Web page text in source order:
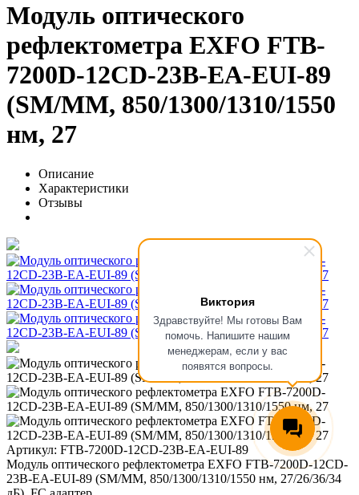
Виктория
Здравствуйте! Мы готовы Вам
помочь. Напишите нашим
менеджерам, если у вас
появятся вопросы.
Модуль оптического
рефлектометра EXFO FTB-
7200D-12CD-23B-EA-EUI-89
(SМ/MМ, 850/1300/1310/1550
нм, 27
Описание
Характеристики
Отзывы
Артикул: FTB-7200D-12CD-23B-EA-EUI-89
Модуль оптического рефлектометра EXFO FTB-7200D-12CD-
23B-EA-EUI-89 (SМ/MМ, 850/1300/1310/1550 нм, 27/26/36/34